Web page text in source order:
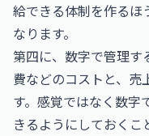
給できる体制を作るほ
なります。
第四に、数字で管理す
費などのコストと、売
す。感覚ではなく数字
きるようにしておく